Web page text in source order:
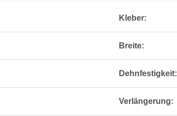
Kleber:
Breite:
Dehnfestigkeit:
Verlängerung: